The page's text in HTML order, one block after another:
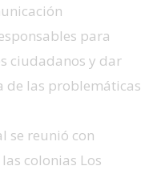
para
ciudadanos y dar
de las problemáticas
se reunió con
colonias Los